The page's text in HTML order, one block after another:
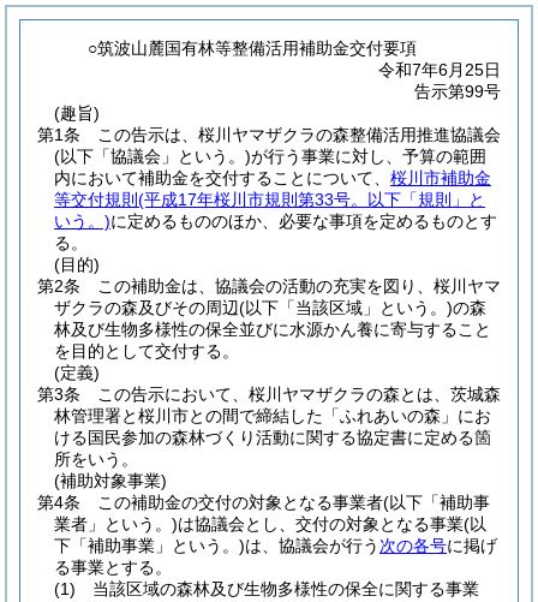
○筑波山麓国有林等整備活用補助金交付要項
令和7年6月25日
告示第99号
(趣旨)
第1条
この告示は、桜川ヤマザクラの森整備活用推進協議会
(以下「協議会」という。)が行う事業に対し、予算の範囲
内において補助金を交付することについて、 桜川市補助金
等交付規則 (平成17年桜川市規則第33号。以下「規則」と
いう。)に定めるもののほか、必要な事項を定めるものとす
る。
(目的)
第2条
この補助金は、協議会の活動の充実を図り、桜川ヤマ
ザクラの森及びその周辺(以下「当該区域」という。)の森
林及び生物多様性の保全並びに水源かん養に寄与すること
を目的として交付する。
(定義)
第3条
この告示において、桜川ヤマザクラの森とは、茨城森
林管理署と桜川市との間で締結した「ふれあいの森」にお
ける国民参加の森林づくり活動に関する協定書に定める箇
所をいう。
(補助対象事業)
第4条
この補助金の交付の対象となる事業者(以下「補助事
業者」という。)は協議会とし、交付の対象となる事業(以
下「補助事業」という。)は、協議会が行う 次の各号に掲げ
る事業とする。
(1)
当該区域の森林及び生物多様性の保全に関する事業